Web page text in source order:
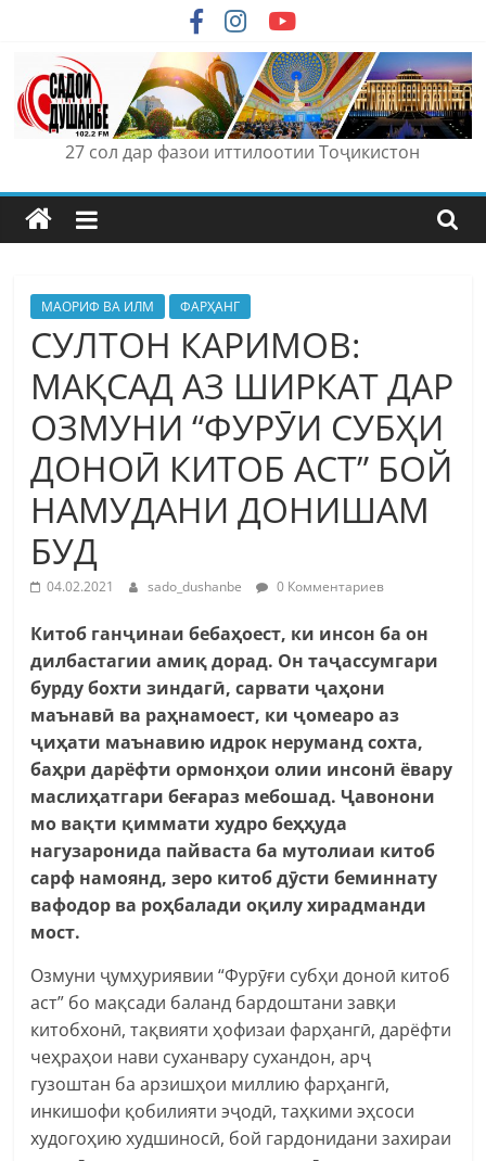
content
27 сол дар фазои иттилоотии Тоҷикистон
МАОРИФ ВА ИЛМ ФАРҲАНГ
СУЛТОН КАРИМОВ:
МАҚСАД АЗ ШИРКАТ ДАР
ОЗМУНИ “ФУРӮИ СУБҲИ
ДОНОӢ КИТОБ АСТ” БОЙ
НАМУДАНИ ДОНИШАМ
БУД
04.02.2021 sado_dushanbe 0 Комментариев
Китоб ганҷинаи бебаҳоест, ки инсон ба он
дилбастагии амиқ дорад. Он таҷассумгари
бурду бохти зиндагӣ, сарвати ҷаҳони
маънавӣ ва раҳнамоест, ки ҷомеаро аз
ҷиҳати маънавию идрок неруманд сохта,
баҳри дарёфти ормонҳои олии инсонӣ ёвару
маслиҳатгари беғараз мебошад. Ҷавонони
мо вақти қиммати худро беҳҳуда
нагузаронида пайваста ба мутолиаи китоб
сарф намоянд, зеро китоб дӯсти беминнату
вафодор ва роҳбалади оқилу хирадманди
мост.
Озмуни ҷумҳуриявии “Фурӯғи субҳи доноӣ китоб
аст” бо мақсади баланд бардоштани завқи
китобхонӣ, тақвияти ҳофизаи фарҳангӣ, дарёфти
чеҳраҳои нави суханвару сухандон, арҷ
гузоштан ба арзишҳои миллию фарҳангӣ,
инкишофи қобилияти эҷодӣ, таҳкими эҳсоси
худогоҳию худшиносӣ, бой гардонидани захираи